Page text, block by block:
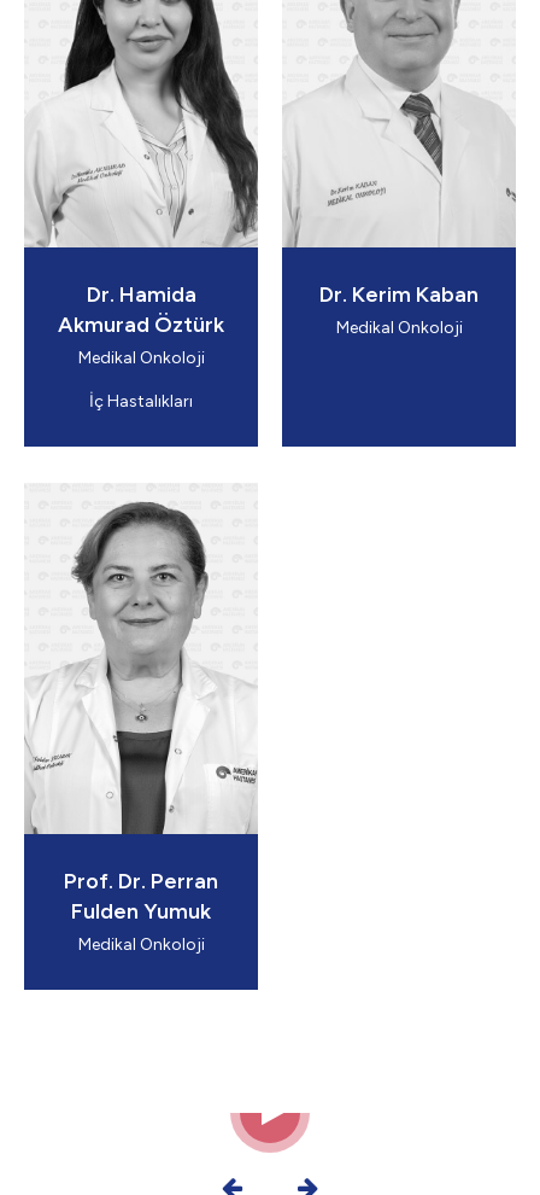
Dr. Hamida
Akmurad Öztürk
Medikal Onkoloji
İç Hastalıkları
Dr. Kerim Kaban
Medikal Onkoloji
Prof. Dr. Perran
Fulden Yumuk
Medikal Onkoloji